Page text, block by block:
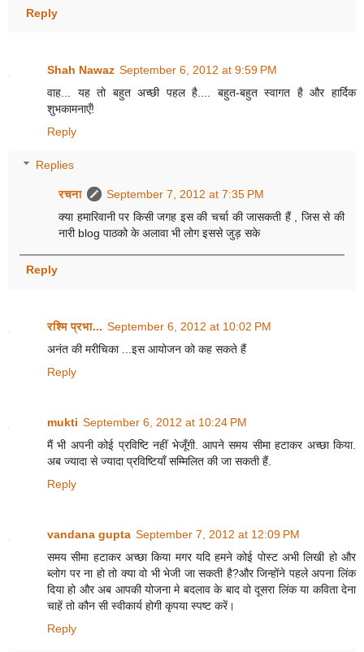
Reply
Shah Nawaz September 6, 2012 at 9:59 PM
वाह... यह तो बहुत अच्छी पहल है.... बहुत-बहुत स्वागत है और हार्दिक
शुभकामनाएँ!
Reply
Replies
रचना
September 7, 2012 at 7:35 PM
क्या हमारिवानी पर किसी जगह इस की चर्चा की जासकती हैं , जिस से की
नारी blog पाठको के अलावा भी लोग इससे जुड़ सके
Reply
रश्मि प्रभा... September 6, 2012 at 10:02 PM
अनंत की मरीचिका ...इस आयोजन को कह सकते हैं
Reply
mukti September 6, 2012 at 10:24 PM
मैं भी अपनी कोई प्रविष्टि नहीं भेजूँगी. आपने समय सीमा हटाकर अच्छा किया.
अब ज्यादा से ज्यादा प्रविष्टियाँ सम्मिलित की जा सकती हैं.
Reply
vandana gupta September 7, 2012 at 12:09 PM
समय सीमा हटाकर अच्छा किया मगर यदि हमने कोई पोस्ट अभी लिखी हो और
ब्लोग पर ना हो तो क्या वो भी भेजी जा सकती है?और जिन्होंने पहले अपना लिंक
दिया हो और अब आपकी योजना मे बदलाव के बाद वो दूसरा लिंक या कविता देना
चाहें तो कौन सी स्वीकार्य होगी कृपया स्पष्ट करें।
Reply